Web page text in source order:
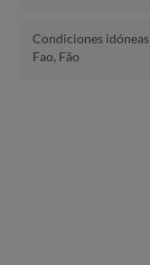
Condiciones idóneas
Fao, Fão